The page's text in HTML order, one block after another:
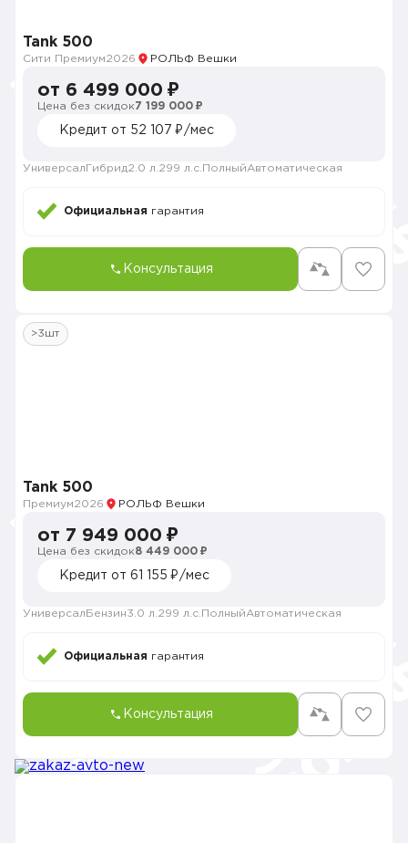
Tank 500
Сити Премиум2026 РОЛЬФ Вешки
от 6 499 000 ₽
Цена без скидок7 199 000 ₽
Кредит от 52 107 ₽/мес
Универсал Гибрид2.0 л. 299 л.с. ПолныйАвтоматическая
Официальная гарантия
Консультация
>3шт
Tank 500
Премиум2026 РОЛЬФ Вешки
от 7 949 000 ₽
Цена без скидок8 449 000 ₽
Кредит от 61 155 ₽/мес
Универсал Бензин3.0 л. 299 л.с. ПолныйАвтоматическая
Официальная гарантия
Консультация